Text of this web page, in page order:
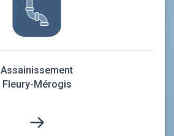
Assainissement
Fleury-Mérogis